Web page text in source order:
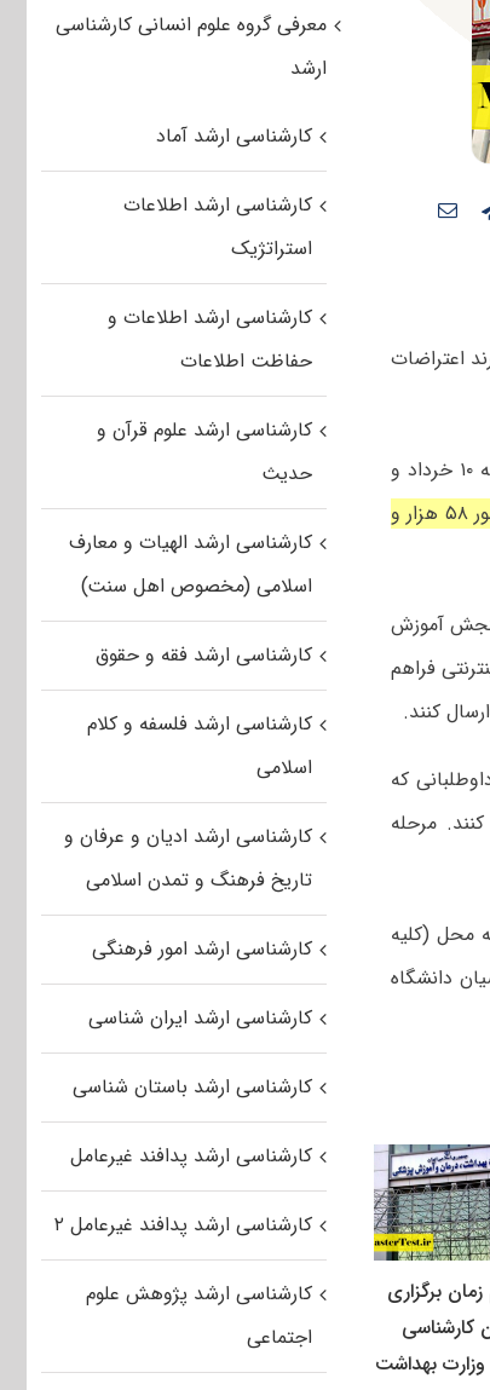
امروز ۱۸ خرداد فرصت دارند اعتراضات
به گزارش خبرگزاری مهر، آزمون کارشناسی ارشد علوم پزشکی سال ۱۴۰۳ در روزهای پنجشنبه ۱۰ خرداد و
با حضور ۵۸ هزار و
خرداد در سایت مرکز سنجش آموزش
فراهم
کنند.
می‌شود و داوطلبانی که
مرحله
محل (کلیه
دانشگاه
زمان برگزاری
کارشناسی
وزارت بهداشت
معرفی گروه علوم انسانی کارشناسی
ارشد
کارشناسی ارشد آماد
کارشناسی ارشد اطلاعات
استراتژیک
کارشناسی ارشد اطلاعات و
حفاظت اطلاعات
کارشناسی ارشد علوم قرآن و
حدیث
کارشناسی ارشد الهیات و معارف
اسلامی (مخصوص اهل سنت)
کارشناسی ارشد فقه و حقوق
کارشناسی ارشد فلسفه و کلام
اسلامی
کارشناسی ارشد ادیان و عرفان و
تاریخ فرهنگ و تمدن اسلامی
کارشناسی ارشد امور فرهنگی
کارشناسی ارشد ایران شناسی
کارشناسی ارشد باستان شناسی
کارشناسی ارشد پدافند غیرعامل
کارشناسی ارشد پدافند غیرعامل ۲
کارشناسی ارشد پژوهش علوم
اجتماعی